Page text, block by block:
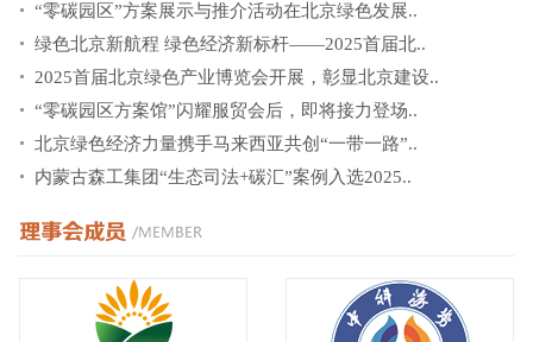
“零碳园区”方案展示与推介活动在北京绿色发展..
绿色北京新航程 绿色经济新标杆——2025首届北..
2025首届北京绿色产业博览会开展，彰显北京建设..
“零碳园区方案馆”闪耀服贸会后，即将接力登场..
北京绿色经济力量携手马来西亚共创“一带一路”..
内蒙古森工集团“生态司法+碳汇”案例入选2025..